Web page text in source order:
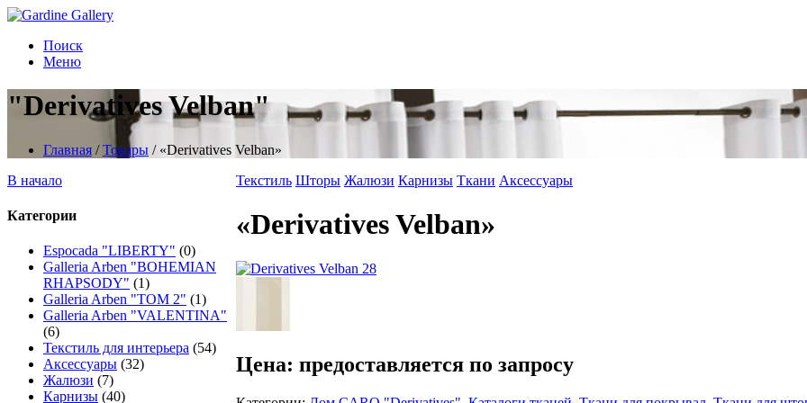
Поиск
Меню
"Derivatives Velban"
Главная /Товары / «Derivatives Velban»
В начало
Категории
Espocada "LIBERTY" (0)
Galleria Arben "BOHEMIAN
RHAPSODY" (1)
Galleria Arben "TOM 2" (1)
Galleria Arben "VALENTINA"
(6)
Текстиль для интерьера (54)
Аксессуары (32)
Жалюзи (7)
Карнизы (40)
Текстиль Шторы Жалюзи Карнизы Ткани Аксессуары
«Derivatives Velban»
Цена: предоставляется по запросу